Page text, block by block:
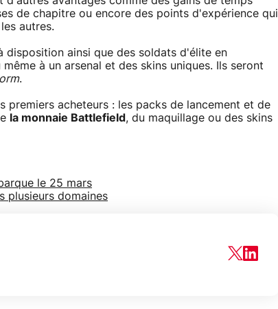
de chapitre ou encore des points d'expérience qui
autres.
disposition ainsi que des soldats d'élite en
à un arsenal et des skins uniques. Ils seront
.
premiers acheteurs : les packs de lancement et de
la monnaie Battlefield , du maquillage ou des skins
le 25 mars
plusieurs domaines